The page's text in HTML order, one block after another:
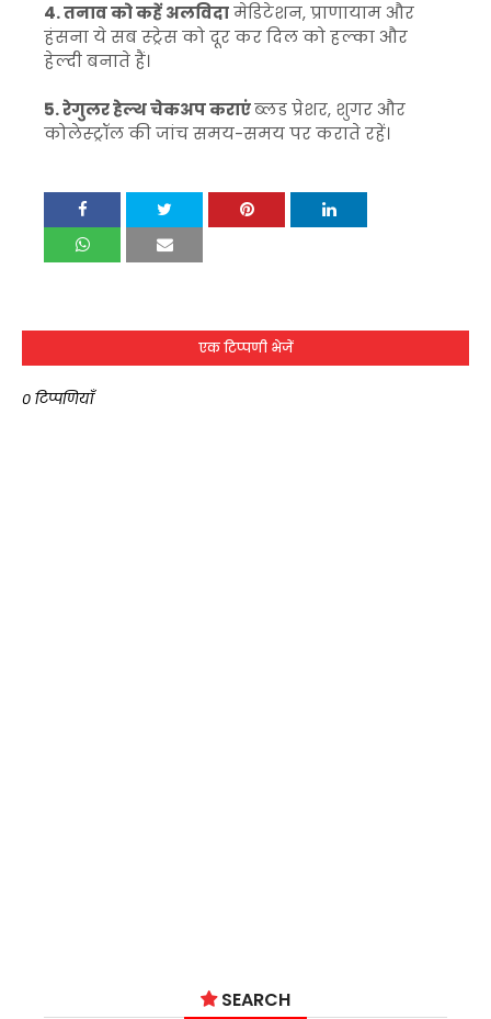
4. तनाव को कहें अलविदामेडिटेशन, प्राणायाम और
हंसना ये सब स्ट्रेस को दूर कर दिल को हल्का और
हेल्दी बनाते हैं।
5. रेगुलर हेल्थ चेकअप कराएंब्लड प्रेशर, शुगर और
कोलेस्ट्रॉल की जांच समय-समय पर कराते रहें।
एक टिप्पणी भेजें
0 टिप्पणियाँ
SEARCH